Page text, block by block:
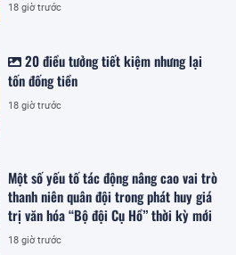
18 giờ trước
20 điều tưởng tiết kiệm nhưng lại
tốn đống tiền
18 giờ trước
Một số yếu tố tác động nâng cao vai trò
thanh niên quân đội trong phát huy giá
trị văn hóa “Bộ đội Cụ Hồ” thời kỳ mới
18 giờ trước